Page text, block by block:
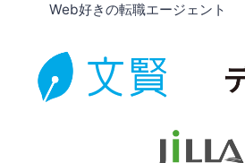
Web好きの転職エージェント